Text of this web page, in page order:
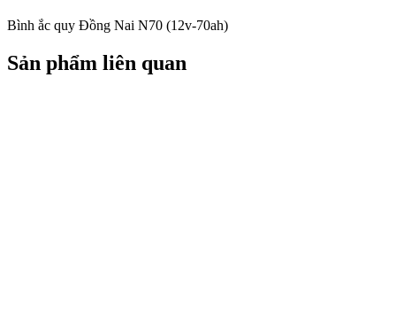
Bình ắc quy Đồng Nai N70 (12v-70ah)
Sản phẩm liên quan